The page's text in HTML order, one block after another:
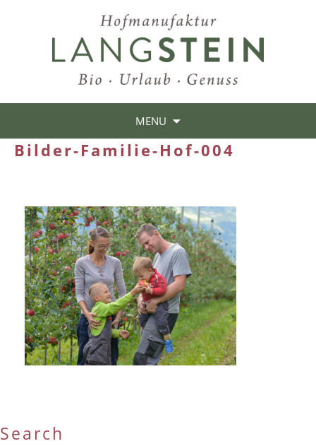
MENU
Bilder-Familie-Hof-004
Search